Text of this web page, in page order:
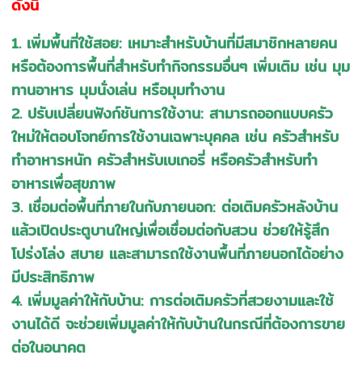
ดังนี้
1. เพิ่มพื้นที่ใช้สอย: เหมาะสำหรับบ้านที่มีสมาชิกหลายคน
หรือต้องการพื้นที่สำหรับทำกิจกรรมอื่นๆ เพิ่มเติม เช่น มุม
ทานอาหาร มุมนั่งเล่น หรือมุมทำงาน
2. ปรับเปลี่ยนฟังก์ชันการใช้งาน: สามารถออกแบบครัว
ใหม่ให้ตอบโจทย์การใช้งานเฉพาะบุคคล เช่น ครัวสำหรับ
ทำอาหารหนัก ครัวสำหรับเบเกอรี่ หรือครัวสำหรับทำ
อาหารเพื่อสุขภาพ
3. เชื่อมต่อพื้นที่ภายในกับภายนอก: ต่อเติมครัวหลังบ้าน
แล้วเปิดประตูบานใหญ่เพื่อเชื่อมต่อกับสวน ช่วยให้รู้สึก
โปร่งโล่ง สบาย และสามารถใช้งานพื้นที่ภายนอกได้อย่าง
มีประสิทธิภาพ
4. เพิ่มมูลค่าให้กับบ้าน: การต่อเติมครัวที่สวยงามและใช้
งานได้ดี จะช่วยเพิ่มมูลค่าให้กับบ้านในกรณีที่ต้องการขาย
ต่อในอนาคต